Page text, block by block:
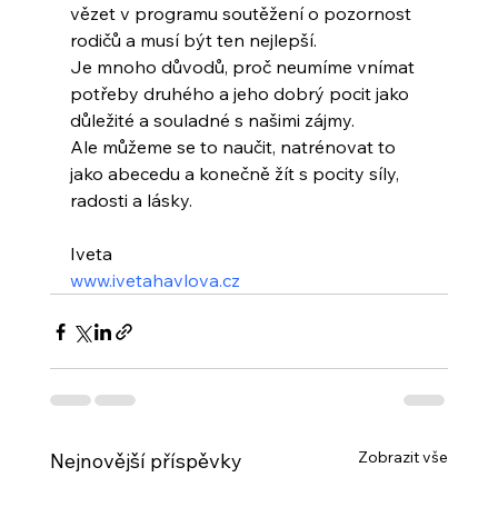
vězet v programu soutěžení o pozornost
rodičů a musí být ten nejlepší.
Je mnoho důvodů, proč neumíme vnímat
potřeby druhého a jeho dobrý pocit jako
důležité a souladné s našimi zájmy.
Ale můžeme se to naučit, natrénovat to
jako abecedu a konečně žít s pocity síly,
radosti a lásky.
Iveta
www.ivetahavlova.cz
Nejnovější příspěvky Zobrazit vše